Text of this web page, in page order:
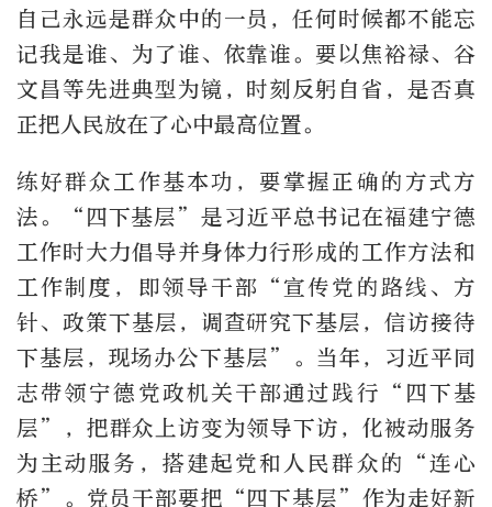
自己永远是群众中的一员，任何时候都不能忘
记我是谁、为了谁、依靠谁。要以焦裕禄、谷
文昌等先进典型为镜，时刻反躬自省，是否真
正把人民放在了心中最高位置。
练好群众工作基本功，要掌握正确的方式方
法。“四下基层”是习近平总书记在福建宁德
工作时大力倡导并身体力行形成的工作方法和
工作制度，即领导干部“宣传党的路线、方
针、政策下基层，调查研究下基层，信访接待
下基层，现场办公下基层”。当年，习近平同
志带领宁德党政机关干部通过践行“四下基
层”，把群众上访变为领导下访，化被动服务
为主动服务，搭建起党和人民群众的“连心
桥”。党员干部要把“四下基层”作为走好新